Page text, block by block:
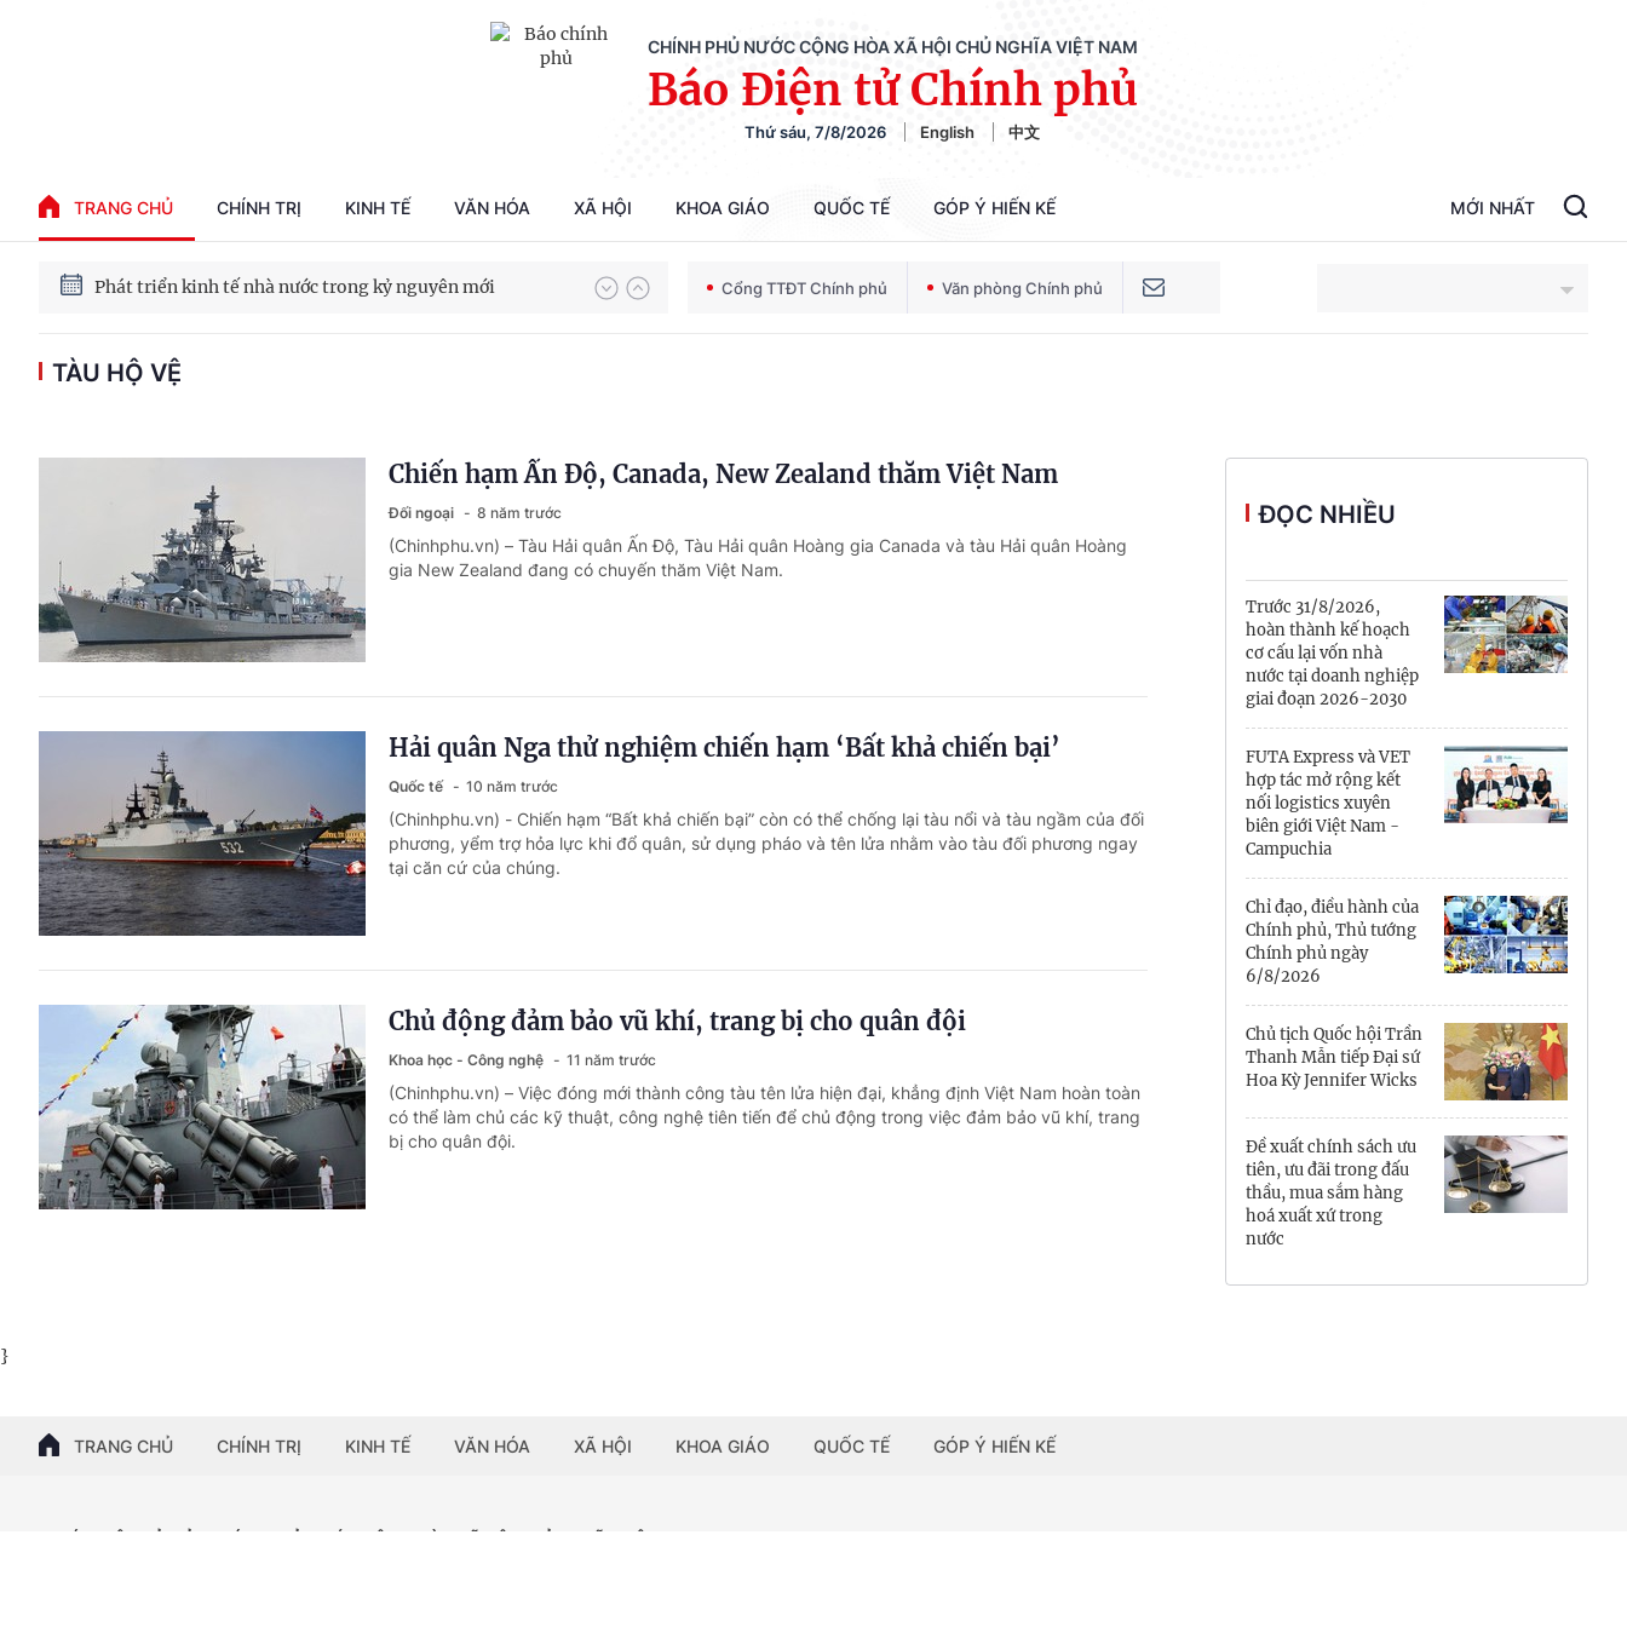
CHÍNH PHỦ NƯỚC CỘNG HÒA XÃ HỘI CHỦ NGHĨA VIỆT NAM
Báo Điện tử Chính phủ
Thứ sáu, 7/8/2026 English 中文
TRANG CHỦ CHÍNH TRỊ KINH TẾ VĂN HÓA XÃ HỘI KHOA GIÁO QUỐC TẾ GÓP Ý HIẾN KẾ MỚI NHẤT
Phát triển kinh tế nhà nước trong kỷ nguyên mới
Phát triển nhà ở cho thuê - Trụ cột chiến lược, lâu dài
Phát triển kinh tế nhà nước trong kỷ nguyên mới Cổng TTĐT Chính phủ Văn phòng Chính phủ
Cần Thơ
Điện Biên
Đà Nẵng
Đắk Lắk
Đồng Nai
Gia Lai
Hà Nội
Hồ Chí Minh
Hà Tĩnh
Hưng Yên
Hải Phòng
Khánh Hòa
TÀU HỘ VỆ
Chiến hạm Ấn Độ, Canada, New Zealand thăm Việt Nam
Đối ngoại 8 năm trước
(Chinhphu.vn) – Tàu Hải quân Ấn Độ, Tàu Hải quân Hoàng gia Canada và tàu Hải quân Hoàng
gia New Zealand đang có chuyến thăm Việt Nam.
Hải quân Nga thử nghiệm chiến hạm ‘Bất khả chiến bại’
Quốc tế 10 năm trước
(Chinhphu.vn) - Chiến hạm “Bất khả chiến bại” còn có thể chống lại tàu nổi và tàu ngầm của đối
phương, yểm trợ hỏa lực khi đổ quân, sử dụng pháo và tên lửa nhằm vào tàu đối phương ngay
tại căn cứ của chúng.
Chủ động đảm bảo vũ khí, trang bị cho quân đội
Khoa học - Công nghệ 11 năm trước
(Chinhphu.vn) – Việc đóng mới thành công tàu tên lửa hiện đại, khẳng định Việt Nam hoàn toàn
có thể làm chủ các kỹ thuật, công nghệ tiên tiến để chủ động trong việc đảm bảo vũ khí, trang
bị cho quân đội.
ĐỌC NHIỀU
Trước 31/8/2026,
hoàn thành kế hoạch
cơ cấu lại vốn nhà
nước tại doanh nghiệp
giai đoạn 2026-2030
FUTA Express và VET
hợp tác mở rộng kết
nối logistics xuyên
biên giới Việt Nam -
Campuchia
Chỉ đạo, điều hành của
Chính phủ, Thủ tướng
Chính phủ ngày
6/8/2026
Chủ tịch Quốc hội Trần
Thanh Mẫn tiếp Đại sứ
Hoa Kỳ Jennifer Wicks
Đề xuất chính sách ưu
tiên, ưu đãi trong đấu
thầu, mua sắm hàng
hoá xuất xứ trong
nước
}
TRANG CHỦ CHÍNH TRỊ KINH TẾ VĂN HÓA XÃ HỘI KHOA GIÁO QUỐC TẾ GÓP Ý HIẾN KẾ